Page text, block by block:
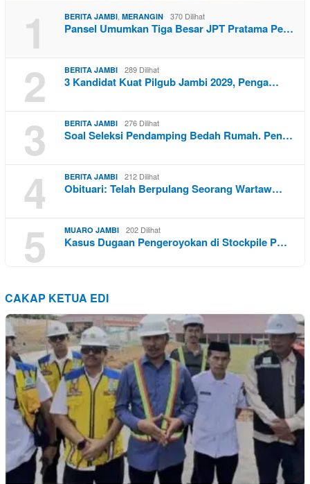
1 BERITA JAMBI MERANGIN 370 Dilihat
Pansel Umumkan Tiga Besar JPT Pratama Pe…
2 BERITA JAMBI 289 Dilihat
3 Kandidat Kuat Pilgub Jambi 2029, Penga…
3 BERITA JAMBI 276 Dilihat
Soal Seleksi Pendamping Bedah Rumah. Pen…
4 BERITA JAMBI 212 Dilihat
Obituari: Telah Berpulang Seorang Wartaw…
5 MUARO JAMBI 202 Dilihat
Kasus Dugaan Pengeroyokan di Stockpile P…
CAKAP KETUA EDI